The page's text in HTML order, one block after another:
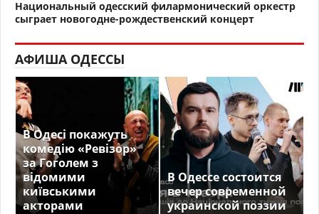
Национальный одесский филармонический оркестр
сыграет новогодне-рождественский концерт
АФИША ОДЕССЫ
В Одесі покажуть
комедію «Ревізор»
за Гоголем з
відомими
київськими
акторами
В Одессе состоится
вечер современной
украинской поэзии